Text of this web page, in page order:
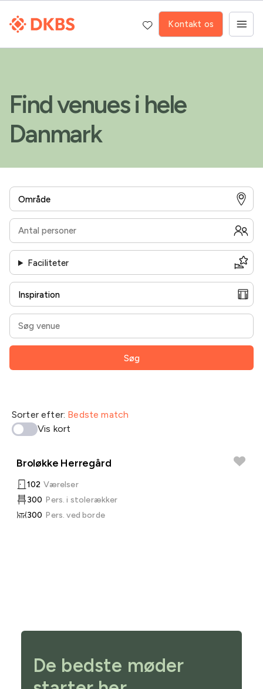
Kontakt os
Find venues i hele
Danmark
Faciliteter
Søg
Sorter efter: Bedste match
Vis kort
Broløkke Herregård
102 Værelser
300 Pers. i stolerækker
300 Pers. ved borde
De bedste møder